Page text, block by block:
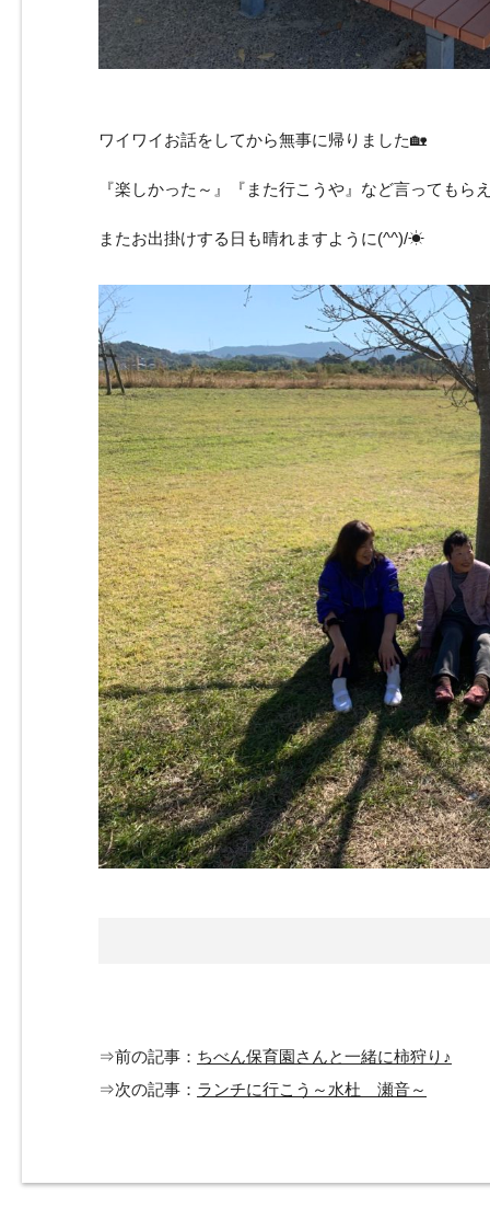
ワイワイお話をしてから無事に帰りました🏡
『楽しかった～』『また行こうや』など言っても
またお出掛けする日も晴れますように(^^)/☀
⇒前の記事： ちべん保育園さんと一緒に柿狩り♪
⇒次の記事： ランチに行こう～水杜 瀬音～